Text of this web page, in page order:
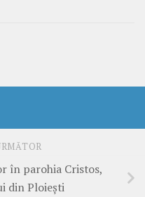
în parohia Cristos,
din Ploiești